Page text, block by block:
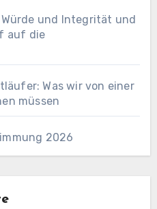
und Integrität und
auf die
Was wir von einer
müssen
2026